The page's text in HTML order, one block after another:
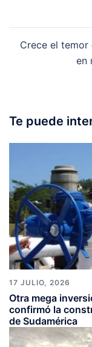
Crece el
en
Te puede
17 JULIO, 2026
Otra mega
confirmó la
de Sudamérica